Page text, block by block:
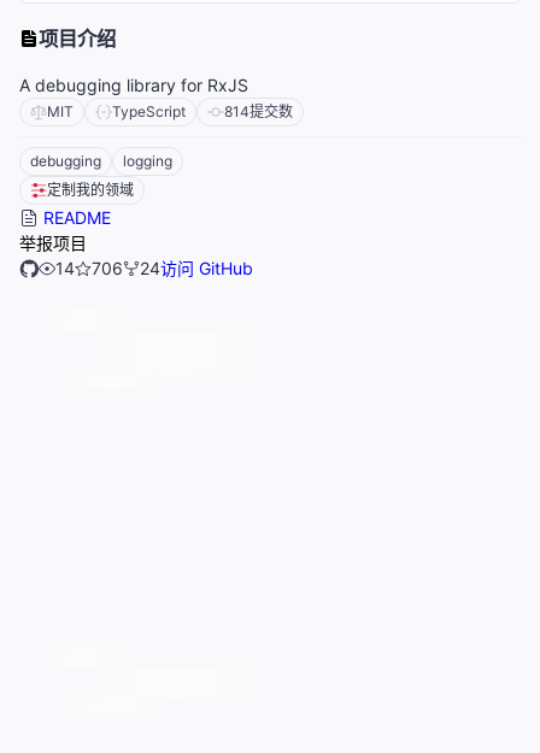
项目介绍
A debugging library for RxJS
MIT TypeScript 814提交数
debugging
logging
定制我的领域
README
举报项目
14
706 24访问 GitHub